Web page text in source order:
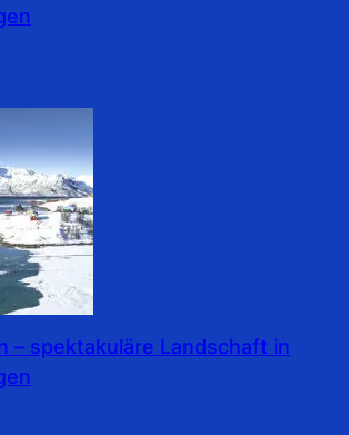
– spektakuläre Landschaft in